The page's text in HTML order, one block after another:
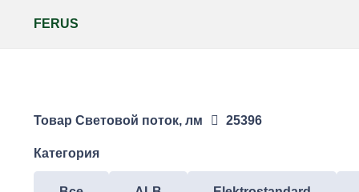
FERUS
Товар Световой поток, лм 25396
Категория